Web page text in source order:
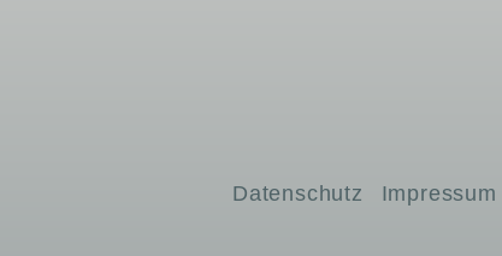
Datenschutz Impressum